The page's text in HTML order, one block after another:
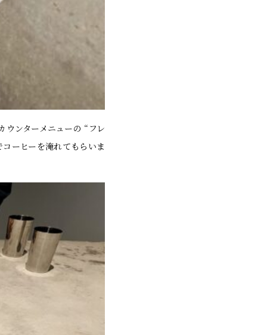
ウンターメニューの “フレ
ーヒーを淹れてもらいま